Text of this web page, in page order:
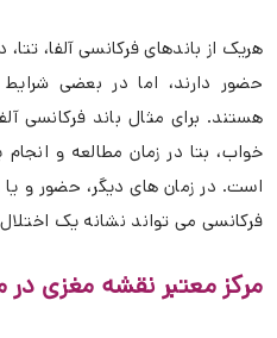
هریک از باندهای فرکانسی آلفا،
حضور دارند، اما در بعضی شرایط
هستند. برای مثال باند فرکانسی
خواب، بتا در زمان مطالعه و
است. در زمان های دیگر، حضور و
فرکانسی می تواند نشانه یک
مرکز معتبر نقشه مغزی